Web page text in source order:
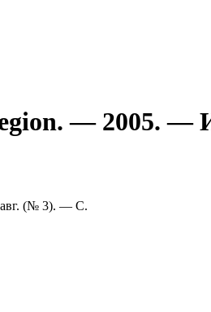
— 2005. —
авг. (№ 3). — С.